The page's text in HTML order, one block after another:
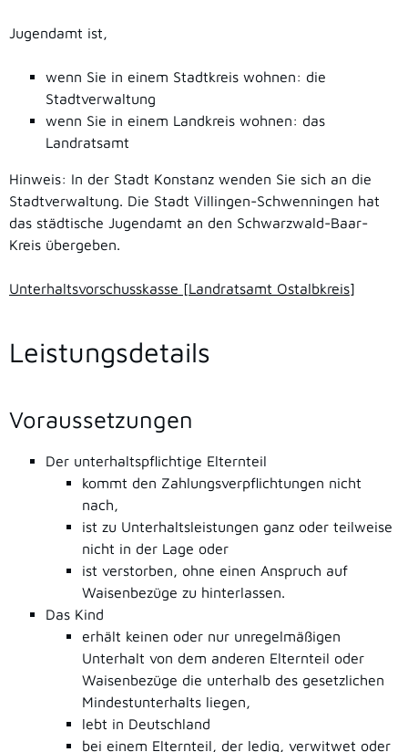
Jugendamt ist,
wenn Sie in einem Stadtkreis wohnen: die
Stadtverwaltung
wenn Sie in einem Landkreis wohnen: das
Landratsamt
Hinweis: In der Stadt Konstanz wenden Sie sich an die
Stadtverwaltung. Die Stadt Villingen-Schwenningen hat
das städtische Jugendamt an den Schwarzwald-Baar-
Kreis übergeben.
Unterhaltsvorschusskasse [Landratsamt Ostalbkreis]
Leistungsdetails
Voraussetzungen
Der unterhaltspflichtige Elternteil
kommt den Zahlungsverpflichtungen nicht
nach,
ist zu Unterhaltsleistungen ganz oder teilweise
nicht in der Lage oder
ist verstorben, ohne einen Anspruch auf
Waisenbezüge zu hinterlassen.
Das Kind
erhält keinen oder nur unregelmäßigen
Unterhalt von dem anderen Elternteil oder
Waisenbezüge die unterhalb des gesetzlichen
Mindestunterhalts liegen,
lebt in Deutschland
bei einem Elternteil, der ledig, verwitwet oder